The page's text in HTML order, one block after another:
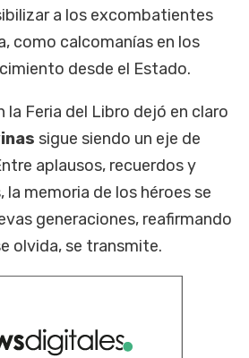
a los excombatientes
como calcomanías en los
desde el Estado.
la Feria del Libro dejó en claro
sigue siendo un eje de
aplausos, recuerdos y
memoria de los héroes se
generaciones, reafirmando
olvida, se transmite.